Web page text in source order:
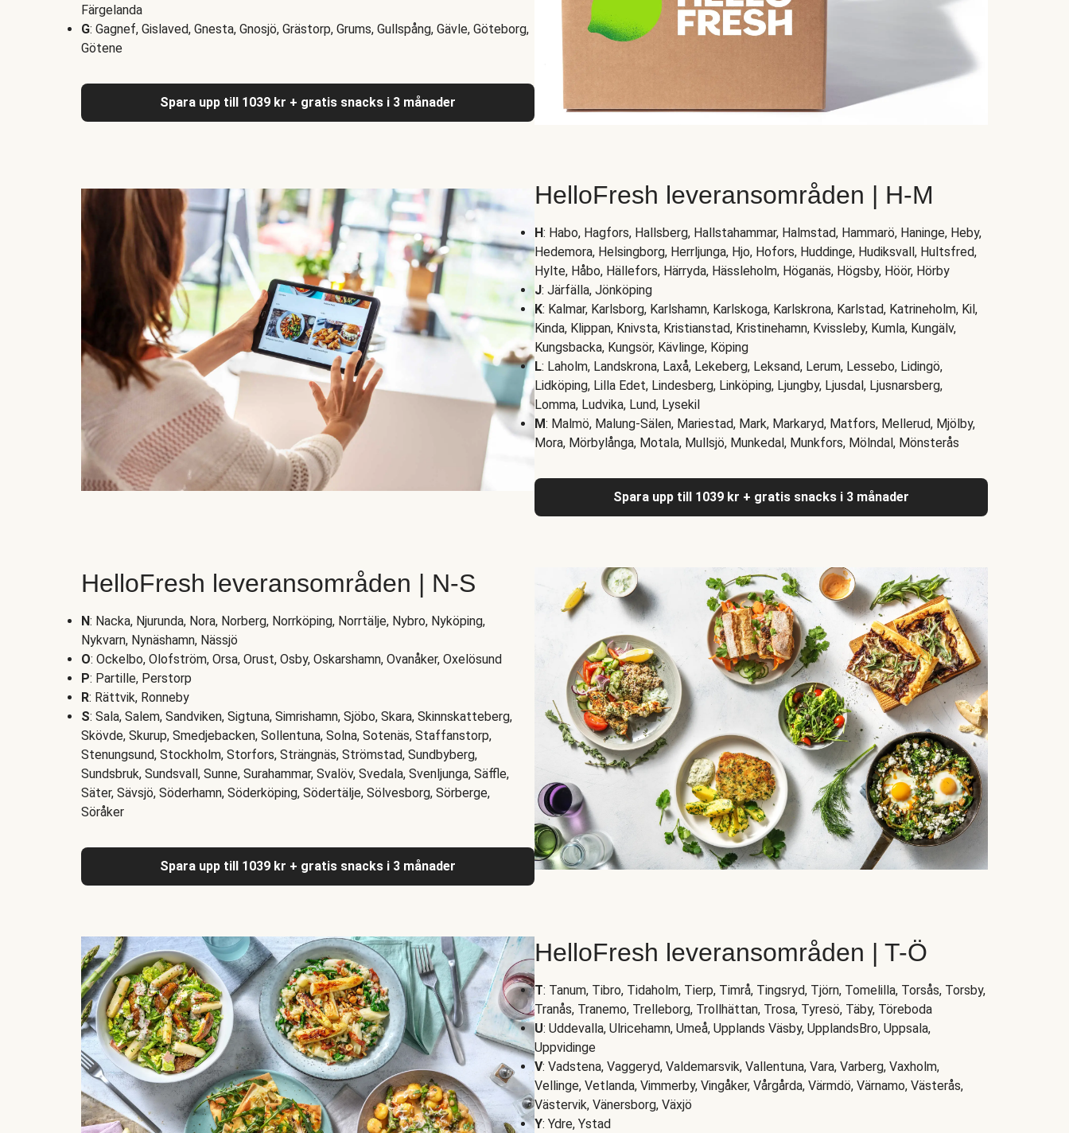
Färgelanda
G: Gagnef, Gislaved, Gnesta, Gnosjö, Grästorp, Grums, Gullspång, Gävle, Göteborg,
Götene
Spara upp till 1039 kr + gratis snacks i 3 månader
HelloFresh leveransområden | H-M
H: Habo, Hagfors, Hallsberg, Hallstahammar, Halmstad, Hammarö, Haninge, Heby,
Hedemora, Helsingborg, Herrljunga, Hjo, Hofors, Huddinge, Hudiksvall, Hultsfred,
Hylte, Håbo, Hällefors, Härryda, Hässleholm, Höganäs, Högsby, Höör, Hörby
J: Järfälla, Jönköping
K: Kalmar, Karlsborg, Karlshamn, Karlskoga, Karlskrona, Karlstad, Katrineholm, Kil,
Kinda, Klippan, Knivsta, Kristianstad, Kristinehamn, Kvissleby, Kumla, Kungälv,
Kungsbacka, Kungsör, Kävlinge, Köping
L: Laholm, Landskrona, Laxå, Lekeberg, Leksand, Lerum, Lessebo, Lidingö,
Lidköping, Lilla Edet, Lindesberg, Linköping, Ljungby, Ljusdal, Ljusnarsberg,
Lomma, Ludvika, Lund, Lysekil
M: Malmö, Malung-Sälen, Mariestad, Mark, Markaryd, Matfors, Mellerud, Mjölby,
Mora, Mörbylånga, Motala, Mullsjö, Munkedal, Munkfors, Mölndal, Mönsterås
Spara upp till 1039 kr + gratis snacks i 3 månader
HelloFresh leveransområden | N-S
N: Nacka, Njurunda, Nora, Norberg, Norrköping, Norrtälje, Nybro, Nyköping,
Nykvarn, Nynäshamn, Nässjö
O: Ockelbo, Olofström, Orsa, Orust, Osby, Oskarshamn, Ovanåker, Oxelösund
P: Partille, Perstorp
R: Rättvik, Ronneby
S: Sala, Salem, Sandviken, Sigtuna, Simrishamn, Sjöbo, Skara, Skinnskatteberg,
Skövde, Skurup, Smedjebacken, Sollentuna, Solna, Sotenäs, Staffanstorp,
Stenungsund, Stockholm, Storfors, Strängnäs, Strömstad, Sundbyberg,
Sundsbruk, Sundsvall, Sunne, Surahammar, Svalöv, Svedala, Svenljunga, Säffle,
Säter, Sävsjö, Söderhamn, Söderköping, Södertälje, Sölvesborg, Sörberge,
Söråker
Spara upp till 1039 kr + gratis snacks i 3 månader
HelloFresh leveransområden | T-Ö
T: Tanum, Tibro, Tidaholm, Tierp, Timrå, Tingsryd, Tjörn, Tomelilla, Torsås, Torsby,
Tranås, Tranemo, Trelleborg, Trollhättan, Trosa, Tyresö, Täby, Töreboda
U: Uddevalla, Ulricehamn, Umeå, Upplands Väsby, UpplandsBro, Uppsala,
Uppvidinge
V: Vadstena, Vaggeryd, Valdemarsvik, Vallentuna, Vara, Varberg, Vaxholm,
Vellinge, Vetlanda, Vimmerby, Vingåker, Vårgårda, Värmdö, Värnamo, Västerås,
Västervik, Vänersborg, Växjö
Y: Ydre, Ystad